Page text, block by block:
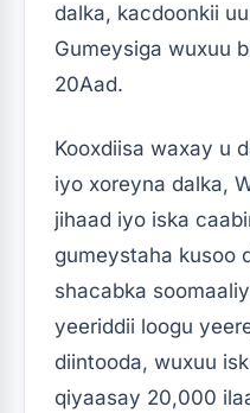
dalka, kacdoonkii
Gumeysiga wuxuu
20Aad.
Kooxdiisa waxay u
iyo xoreyna dalka,
jihaad iyo iska
gumeystaha kusoo
shacabka
yeeriddii loogu
diintooda, wuxuu
qiyaasay 20,000